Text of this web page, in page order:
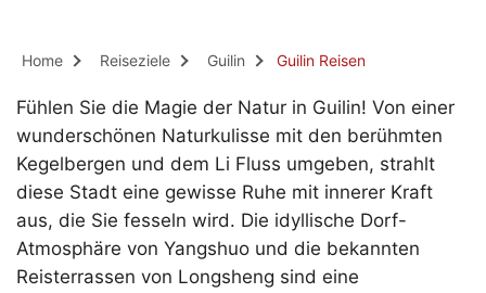
Home Reiseziele Guilin Guilin Reisen
Fühlen Sie die Magie der Natur in Guilin! Von einer
wunderschönen Naturkulisse mit den berühmten
Kegelbergen und dem Li Fluss umgeben, strahlt
diese Stadt eine gewisse Ruhe mit innerer Kraft
aus, die Sie fesseln wird. Die idyllische Dorf-
Atmosphäre von Yangshuo und die bekannten
Reisterrassen von Longsheng sind eine